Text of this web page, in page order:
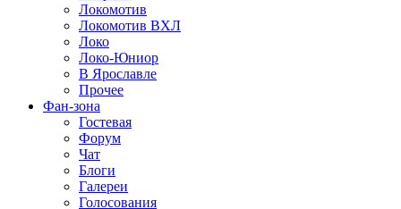
Локомотив
Локомотив ВХЛ
Локо
Локо-Юниор
В Ярославле
Прочее
Фан-зона
Гостевая
Форум
Чат
Блоги
Галереи
Голосования